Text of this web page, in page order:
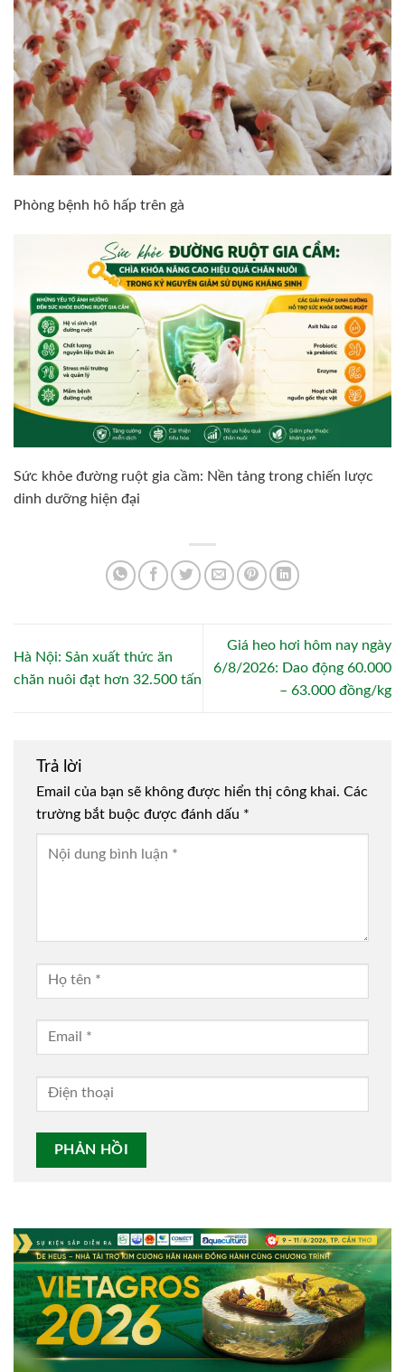
Phòng bệnh hô hấp trên gà
Sức khỏe đường ruột gia cầm: Nền tảng trong chiến lược
dinh dưỡng hiện đại
Hà Nội: Sản xuất thức ăn
chăn nuôi đạt hơn 32.500 tấn
Giá heo hơi hôm nay ngày
6/8/2026: Dao động 60.000
– 63.000 đồng/kg
Trả lời
Email của bạn sẽ không được hiển thị công khai. Các
trường bắt buộc được đánh dấu *